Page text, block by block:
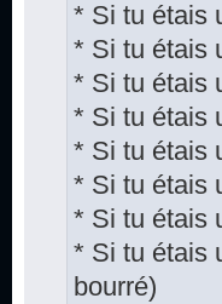
* Si tu étais
* Si tu étais
* Si tu étais
* Si tu étais
* Si tu étais
* Si tu étais
* Si tu étais
* Si tu étais
bourré)